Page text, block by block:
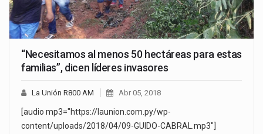
“Necesitamos al menos 50 hectáreas para estas
familias”, dicen líderes invasores
La Unión R800 AM Abr 05, 2018
[audio mp3="https://launion.com.py/wp-
content/uploads/2018/04/09-GUIDO-CABRAL.mp3"]